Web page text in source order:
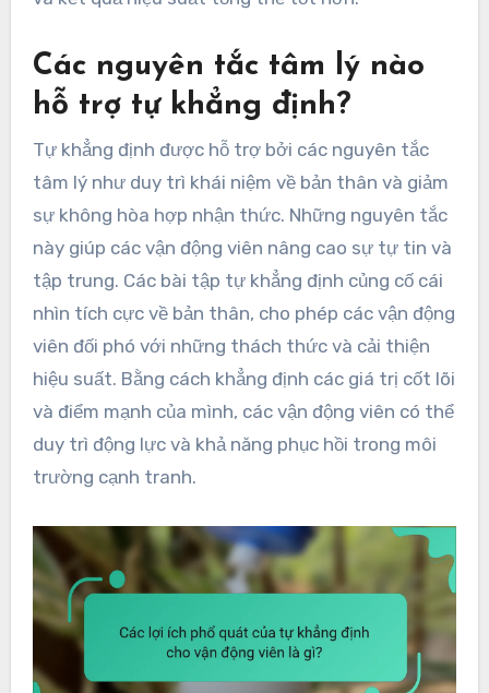
Các nguyên tắc tâm lý nào
hỗ trợ tự khẳng định?
Tự khẳng định được hỗ trợ bởi các nguyên tắc
tâm lý như duy trì khái niệm về bản thân và giảm
sự không hòa hợp nhận thức. Những nguyên tắc
này giúp các vận động viên nâng cao sự tự tin và
tập trung. Các bài tập tự khẳng định củng cố cái
nhìn tích cực về bản thân, cho phép các vận động
viên đối phó với những thách thức và cải thiện
hiệu suất. Bằng cách khẳng định các giá trị cốt lõi
và điểm mạnh của mình, các vận động viên có thể
duy trì động lực và khả năng phục hồi trong môi
trường cạnh tranh.